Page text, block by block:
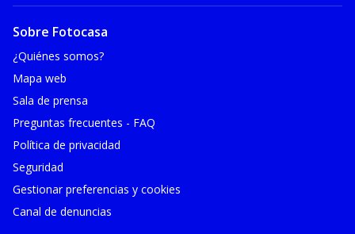
Sobre Fotocasa
¿Quiénes somos?
Mapa web
Sala de prensa
Preguntas frecuentes - FAQ
Política de privacidad
Seguridad
Gestionar preferencias y cookies
Canal de denuncias